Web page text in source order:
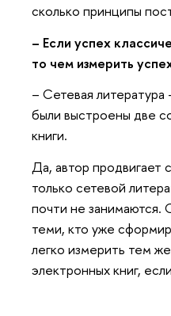
сколько принципы
– Если успех
то чем измерить
– Сетевая литература
были выстроены две
книги.
Да, автор продвигает
только сетевой
почти не занимаются.
теми, кто уже
легко измерить тем
электронных книг,